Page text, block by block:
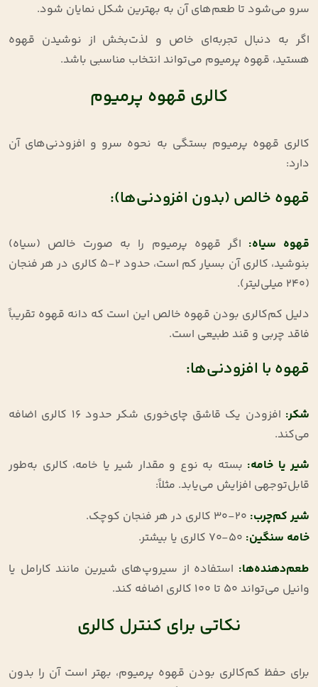
سرو می‌شود تا طعم‌های آن به بهترین شکل نمایان شود.
اگر به دنبال تجربه‌ای خاص و لذت‌بخش از نوشیدن قهوه
هستید، قهوه پرمیوم می‌تواند انتخاب مناسبی باشد.
کالری قهوه پرمیوم
کالری قهوه پرمیوم بستگی به نحوه سرو و افزودنی‌های آن
دارد:
قهوه خالص (بدون افزودنی‌ها):
قهوه سیاه: اگر قهوه پرمیوم را به صورت خالص (سیاه)
بنوشید، کالری آن بسیار کم است، حدود ۲-۵ کالری در هر فنجان
(۲۴۰ میلی‌لیتر)
.
دلیل کم‌کالری بودن قهوه خالص این است که دانه قهوه تقریباً
فاقد چربی و قند طبیعی است.
قهوه با افزودنی‌ها:
شکر:
افزودن یک قاشق چای‌خوری شکر حدود ۱۶ کالری اضافه
می‌کند.
شیر یا خامه: بسته به نوع و مقدار شیر یا خامه، کالری به‌طور
قابل‌توجهی افزایش می‌یابد. مثلاً:
شیر کم‌چرب: ۲۰-۳۰ کالری در هر فنجان کوچک
.
خامه سنگین:
.
طعم‌دهنده‌ها: استفاده از سیروپ‌های شیرین مانند کارامل یا
وانیل می‌تواند ۵۰ تا ۱۰۰ کالری اضافه کند
.
نکاتی برای کنترل کالری
برای حفظ کم‌کالری بودن قهوه پرمیوم، بهتر است آن را بدون